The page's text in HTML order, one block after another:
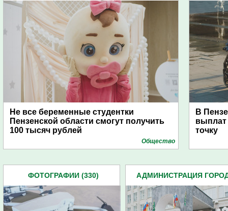
Не все беременные студентки
Пензенской области смогут получить
100 тысяч рублей
Общество
В
точку
ФОТОГРАФИИ (330)
АДМИНИСТРАЦИЯ